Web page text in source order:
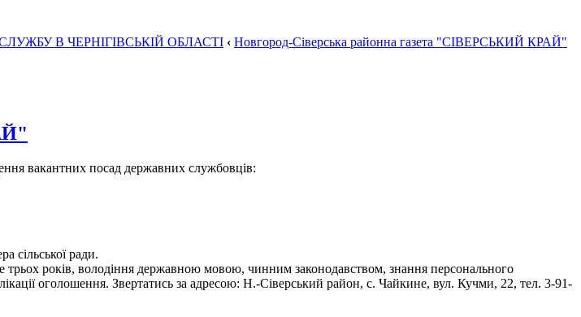
В ЧЕРНІГІВСЬКІЙ ОБЛАСТІ ‹ Новгород-Сіверська районна газета "СІВЕРСЬКИЙ КРАЙ"
вакантних посад державних службовців:
сільської ради.
років, володіння державною мовою, чинним законодавством, знання персонального
оголошення. Звертатись за адресою: Н.-Сіверський район, с. Чайкине, вул. Кучми, 22, тел. 3-91-